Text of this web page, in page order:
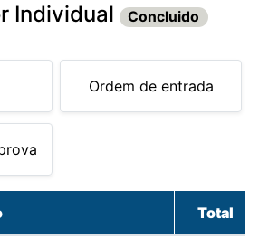
Individual Concluido
Ordem de entrada
Total